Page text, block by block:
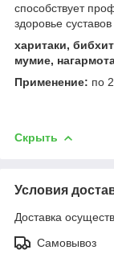
способствует
здоровье
харитаки,
мумие,
Применение: по
Скрыть
Условия
Доставка
Самовывоз